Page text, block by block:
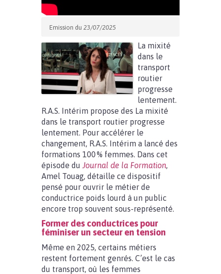
Emission du 23/07/2025
La mixité
dans le
transport
routier
progresse
lentement.
R.A.S. Intérim propose des La mixité
dans le transport routier progresse
lentement. Pour accélérer le
changement, R.A.S. Intérim a lancé des
formations 100 % femmes. Dans cet
épisode du Journal de la Formation,
Amel Touag, détaille ce dispositif
pensé pour ouvrir le métier de
conductrice poids lourd à un public
encore trop souvent sous-représenté.
Former des conductrices pour
féminiser un secteur en tension
Même en 2025, certains métiers
restent fortement genrés. C’est le cas
du transport, où les femmes